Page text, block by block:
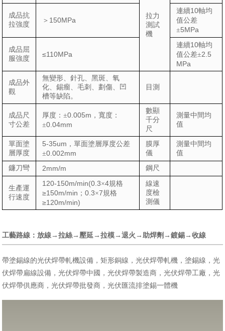
拉力
測試
機
成品抗
拉強度
＞ 150MPa
連續10軸均
值公差
±5MPa
成品屈
服強度
≤110MPa
連續10軸均
值公差±2.5
MPa
成品外
觀
無變形、針孔、黑斑、氧
化、錫瘤、毛刺、劃傷、凹
槽等缺陷。
目測
成品尺
寸公差
厚度：±0.005m ，寬度：
±0.04mm
數顯
千分
尺
測量中間均
值
單面塗
層厚度
5-35um ，單面塗層厚度公差
±0.002mm
膜厚
儀
測量中間均
值
鐮刀彎
2mm/m 鋼尺
生產運
行速度
120-150m/min(0.3×4規格
≥150m/min ；0.3×7規格
≥120m/min)
線速
度檢
測儀
工藝路線：放線 →拉絲 → 壓延 →拉模 →退火 → 助焊劑 →鍍錫 →收線
帶塗錫線的光伏焊帶軋機設備，矩形銅線，光伏焊帶軋機，塗錫線，光
伏焊帶扁線設備，光伏焊帶中國，光伏焊帶製造商，光伏焊帶工廠，光
伏焊帶供應商，光伏焊帶批發商，光伏匯流排塗錫一體機